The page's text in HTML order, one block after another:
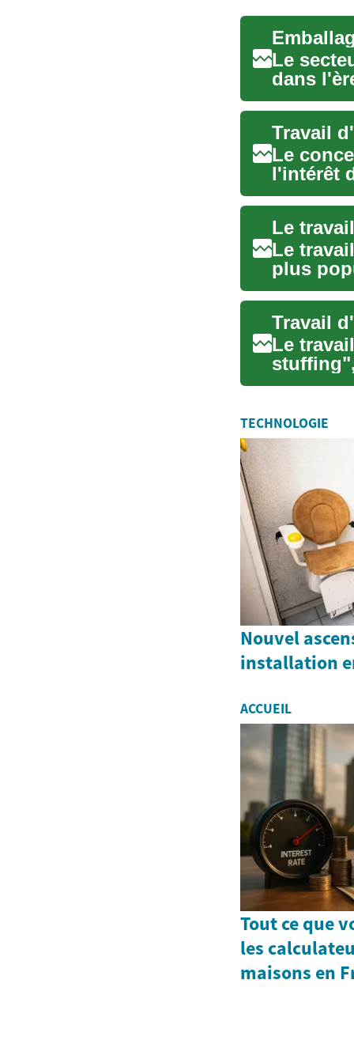
Le
dans
cette
Travail
Le
l'intérêt
est-il
Le
plus
font pa...
Travail
Le
TECHNOLOGIE
Nouvel
installation
ACCUEIL
Tout ce que
les
maisons en